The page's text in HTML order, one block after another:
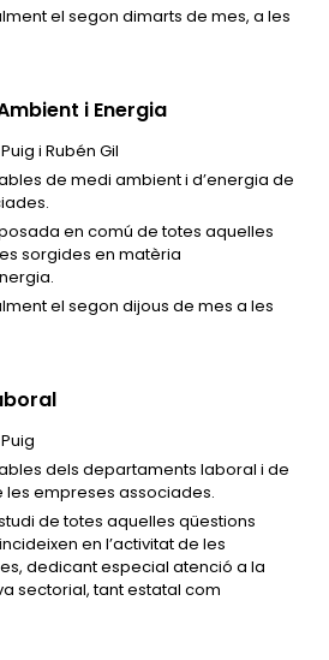
el segon dimarts de mes, a les
i Energia
i Rubén Gil
de medi ambient i d’energia de
en comú de totes aquelles
sorgides en matèria
el segon dijous de mes a les
dels departaments laboral i de
les empreses associades.
de totes aquelles qüestions
en l’activitat de les
dedicant especial atenció a la
sectorial, tant estatal com